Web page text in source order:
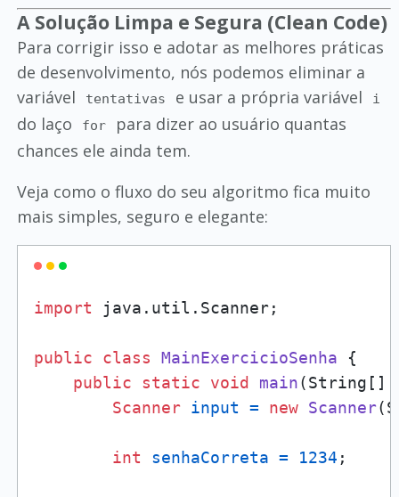
A Solução Limpa e Segura (Clean Code)
Para corrigir isso e adotar as melhores práticas
de desenvolvimento, nós podemos eliminar a
variável
tentativas e usar a própria variável i
do laço for
para dizer ao usuário quantas
chances ele ainda tem.
Veja como o fluxo do seu algoritmo fica muito
mais simples, seguro e elegante:
import java.util.Scanner;
public class MainExercicioSenha {
public
static void main(String[]
Scanner input = new Scanner
int senhaCorreta = 1234 ;